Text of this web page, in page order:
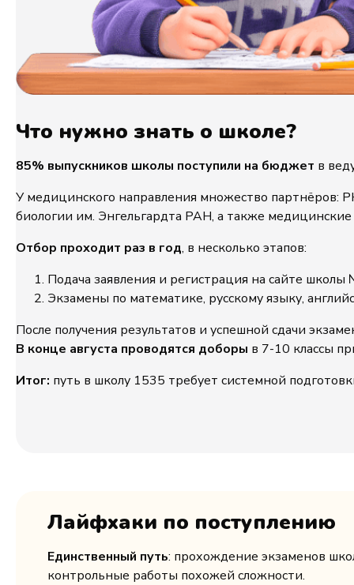
Что нужно знать о школе?
85% выпускников школы поступили на бюджет в
У медицинского направления множество
биологии им. Энгельгардта РАН, а также
Отбор проходит раз в год, в несколько этапов:
Подача заявления и регистрация на сайте
Экзамены по математике, русскому языку,
После получения результатов и успешной сдачи
В конце августа проводятся доборы в 7-10 классы
Итог: путь в школу 1535 требует системной
Лайфхаки по поступлению
Единственный путь: прохождение экзаменов
контрольные работы похожей сложности.